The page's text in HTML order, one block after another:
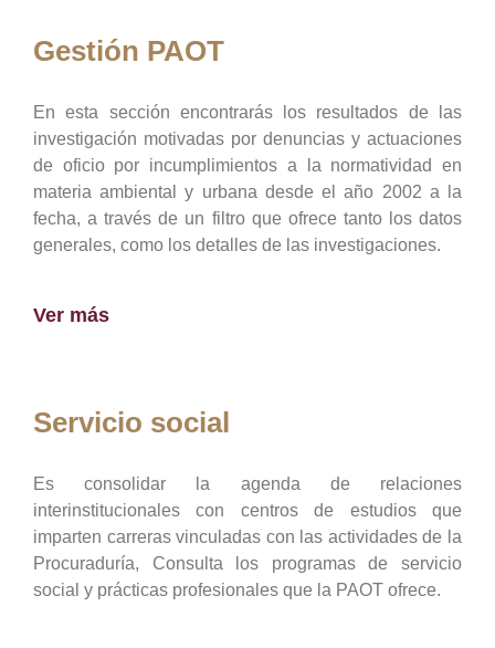
Gestión PAOT
En esta sección encontrarás los resultados de las
investigación motivadas por denuncias y actuaciones
de oficio por incumplimientos a la normatividad en
materia ambiental y urbana desde el año 2002 a la
fecha, a través de un filtro que ofrece tanto los datos
generales, como los detalles de las investigaciones.
Ver más
Servicio social
Es consolidar la agenda de relaciones
interinstitucionales con centros de estudios que
imparten carreras vinculadas con las actividades de la
Procuraduría, Consulta los programas de servicio
social y prácticas profesionales que la PAOT ofrece.